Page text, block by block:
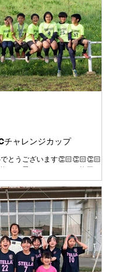
チャレンジカップ
とうございます👏🏻👏🏻👏🏻
で臨むこと、4年として最後の
新年度トップの活動に繋げられ
むことを伝えて大会に挑みまし
入り方はとても良かったです👍
ミュニケーションが取れていた
３試合目と集中力や気持ちのコ
は今後の課題です💦 それで
、よく頑張りました👍 今日対
ムばかりでした⚽️ 相手をリスペ